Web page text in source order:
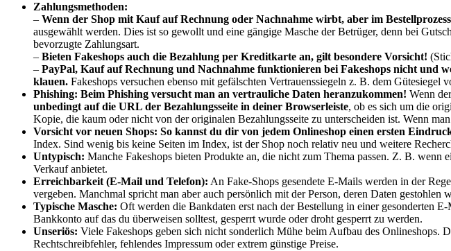
Zahlungsmethoden:
– Wenn der Shop mit Kauf auf Rechnung oder Nachnahme wirbt, aber im
ausgewählt werden. Dies ist so gewollt und eine gängige Masche der Betrüger, denn bei
bevorzugte Zahlungsart.
– Bieten Fakeshops auch die Bezahlung per Kreditkarte an, gilt besondere Vorsicht!
– PayPal, Kauf auf Rechnung und Nachnahme funktionieren bei Fakeshops nicht und
klauen. Fakeshops versuchen ebenso mit gefälschten Vertrauenssiegeln z. B. dem Gütesiegel
Phishing: Beim Phishing versucht man an vertrauliche Daten heranzukommen! Wenn
unbedingt auf die URL der Bezahlungsseite in deiner Browserleiste, ob es sich um die
Kopie, die kaum oder nicht von der originalen Bezahlungsseite zu unterscheiden ist. Wenn
Vorsicht vor neuen Shops: So kannst du dir von jedem Onlineshop einen ersten
Index. Sind wenig bis keine Seiten im Index, ist der Shop noch relativ neu und weitere
Untypisch: Manche Fakeshops bieten Produkte an, die nicht zum Thema passen. Z. B.
Verkauf anbietet.
Erreichbarkeit (E-Mail und Telefon): An Fake-Shops gesendete E-Mails werden in der
vergeben. Manchmal spricht man aber auch persönlich mit der Person, deren Daten gestohlen
Typische Masche: Oft werden die Bankdaten erst nach der Bestellung in einer gesonderten
Bankkonto auf das du überweisen solltest, gesperrt wurde oder droht gesperrt zu werden.
Unseriös: Viele Fakeshops geben sich nicht sonderlich Mühe beim Aufbau des Onlineshops.
Rechtschreibfehler, fehlendes Impressum oder extrem günstige Preise.